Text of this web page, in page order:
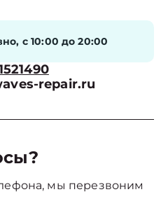
с 10:00 до 20:00
repair.ru
мы перезвоним